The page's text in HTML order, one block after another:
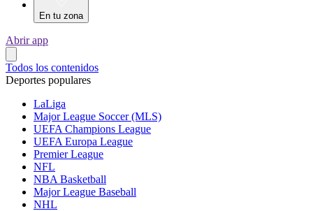
En tu zona
Abrir app
Todos los contenidos
Deportes populares
LaLiga
Major League Soccer (MLS)
UEFA Champions League
UEFA Europa League
Premier League
NFL
NBA Basketball
Major League Baseball
NHL